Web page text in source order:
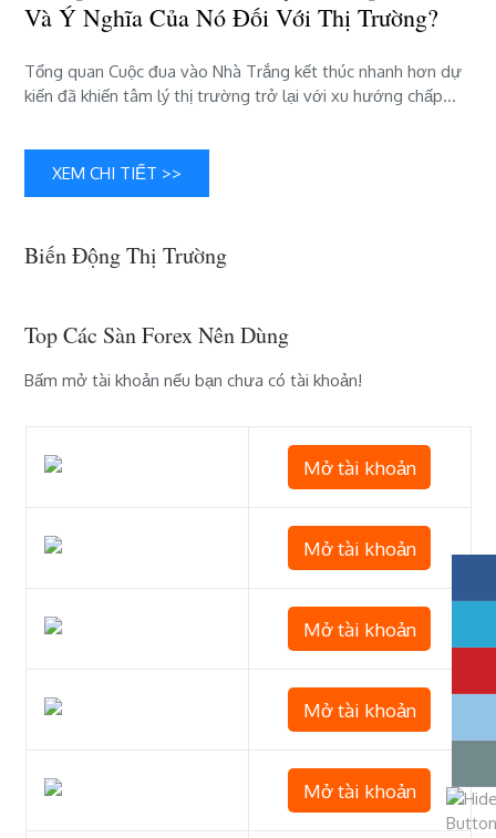
của
đối
với
Và Ý Nghĩa Của Nó Đối Với Thị Trường?
Tổng quan Cuộc đua vào Nhà Trắng kết thúc nhanh hơn dự
kiến ​​đã khiến tâm lý thị trường trở lại với xu hướng chấp…
XEM CHI TIẾT >>
Biến Động Thị Trường
Top Các Sàn Forex Nên Dùng
Bấm mở tài khoản nếu bạn chưa có tài khoản!
Mở tài khoản
Mở tài khoản
Mở tài khoản
Mở tài khoản
Mở tài khoản